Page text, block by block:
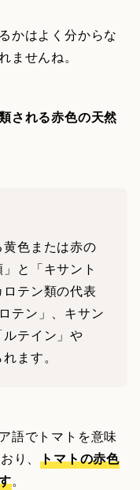
かはよく分からな
ませんね。
される赤色の天然
色または赤の
と「キサント
テン類の代表
テン」、キサン
ルテイン」や
ます。
語でトマトを意味
り、トマトの赤色
。